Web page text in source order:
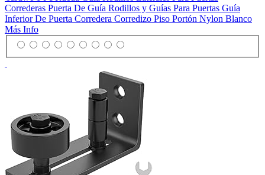
Correderas Puerta De Guía Rodillos y Guías Para Puertas Guía
Inferior De Puerta Corredera Corredizo Piso Portón Nylon Blanco
Más Info